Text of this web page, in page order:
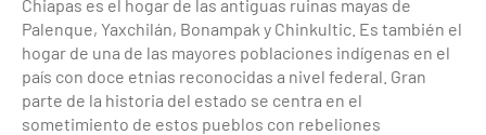
Chiapas es el hogar de las antiguas ruinas mayas de
Palenque, Yaxchilán, Bonampak y Chinkultic. Es también el
hogar de una de las mayores poblaciones indígenas en el
país con doce etnias reconocidas a nivel federal. Gran
parte de la historia del estado se centra en el
sometimiento de estos pueblos con rebeliones